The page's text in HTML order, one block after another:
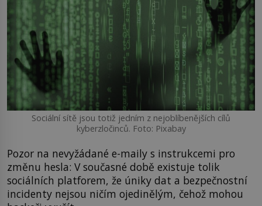
Sociální sítě jsou totiž jedním z nejoblíbenějších cílů
kyberzločinců. Foto: Pixabay
Pozor na nevyžádané e-maily s instrukcemi pro
změnu hesla: V současné době existuje tolik
sociálních platforem, že úniky dat a bezpečnostní
incidenty nejsou ničím ojedinělým, čehož mohou